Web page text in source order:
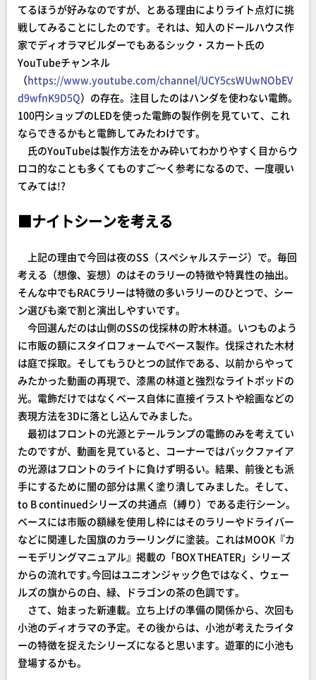
てるほうが好みなのですが、とある理由によりライト点灯に挑
戦してみることにしたのです。それは、知人のドールハウス作
家でディオラマビルダーでもあるシック・スカート氏の
YouTubeチャンネル
（https://www.youtube.com/channel/UCY5csWUwNObEV
d9wfnK9D5Q）の存在。注目したのはハンダを使わない電飾。
100円ショップのLEDを使った電飾の製作例を見ていて、これ
ならできるかもと電飾してみたわけです。
氏のYouTubeは製作方法をかみ砕いてわかりやすく目からウ
ロコ的なことも多くてものすご〜く参考になるので、一度覗い
てみては!?
■ナイトシーンを考える
上記の理由で今回は夜のSS（スペシャルステージ）で。毎回
考える（想像、妄想）のはそのラリーの特徴や特異性の抽出｡
そんな中でもRACラリーは特徴の多いラリーのひとつで、シー
ン選びも楽で割と演出しやすいです｡
今回選んだのは山側のSSの伐採林の貯木林道。いつものよう
に市販の額にスタイロフォームでベース製作。伐採された木材
は庭で採取。そしてもうひとつの試作である、以前からやって
みたかった動画の再現で、漆黒の林道と強烈なライトポッドの
光。電飾だけではなくベース自体に直接イラストや絵画などの
表現方法を3Dに落とし込んでみました。
最初はフロントの光源とテールランプの電飾のみを考えてい
たのですが、動画を見ていると、コーナーではバックファイア
の光源はフロントのライトに負けず明るい。結果、前後とも派
手にするために闇の部分は黒く塗り潰してみました。そして、
to B continuedシリーズの共通点（縛り）である走行シーン。
ベースには市販の額縁を使用し枠にはそのラリーやドライバー
などに関連した国旗のカラーリングに塗装。これはMOOK『カ
ーモデリングマニュアル』掲載の「BOX THEATER」シリーズ
からの流れです｡今回はユニオンジャック色ではなく、ウェー
ルズの旗からの白、緑、ドラゴンの茶の色調です。
さて、始まった新連載。立ち上げの準備の関係から、次回も
小池のディオラマの予定。その後からは、小池が考えたライタ
ーの特徴を捉えたシリーズになると思います。遊軍的に小池も
登場するかも。